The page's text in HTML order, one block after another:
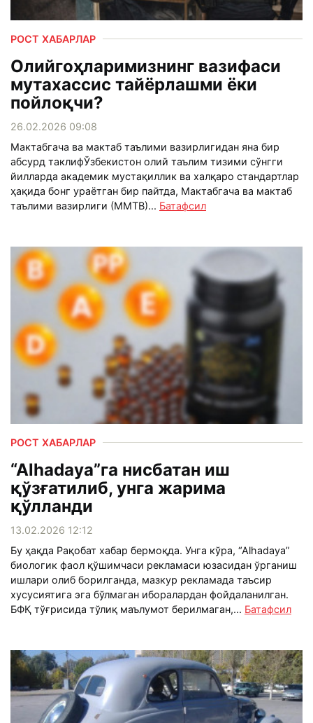
РОСТ ХАБАРЛАР
Олийгоҳларимизнинг вазифаси
мутахассис тайёрлашми ёки
пойлоқчи?
26.02.2026 09:08
Мактабгача ва мактаб таълими вазирлигидан яна бир
абсурд таклифЎзбекистон олий таълим тизими сўнгги
йилларда академик мустақиллик ва халқаро стандартлар
ҳақида бонг ураётган бир пайтда, Мактабгача ва мактаб
таълими вазирлиги (ММТВ)... Батафсил
РОСТ ХАБАРЛАР
“Alhadaya”га нисбатан иш
қўзғатилиб, унга жарима
қўлланди
13.02.2026 12:12
Бу ҳақда Рақобат хабар бермоқда. Унга кўра, “Alhadaya”
биологик фаол қўшимчаси рекламаси юзасидан ўрганиш
ишлари олиб борилганда, мазкур рекламада таъсир
хусусиятига эга бўлмаган иборалардан фойдаланилган.
БФҚ тўғрисида тўлиқ маълумот берилмаган,... Батафсил